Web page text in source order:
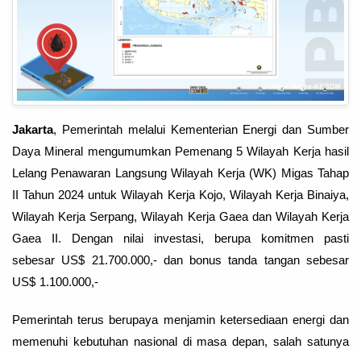
Jakarta, Pemerintah melalui Kementerian Energi dan Sumber
Daya Mineral mengumumkan Pemenang5 Wilayah Kerja hasil
Lelang Penawaran Langsung Wilayah Kerja (WK) Migas Tahap
II Tahun 2024 untuk Wilayah Kerja Kojo, Wilayah Kerja Binaiya,
Wilayah Kerja Serpang, Wilayah Kerja Gaea dan Wilayah Kerja
Gaea II. Dengan nilai investasi, berupa komitmen pasti
sebesar US$ 21.700.000,- dan bonus tanda tangan sebesar
US$ 1.100.000,-
Pemerintah terus berupaya menjamin ketersediaan energi dan
memenuhi kebutuhan nasional di masa depan, salah satunya